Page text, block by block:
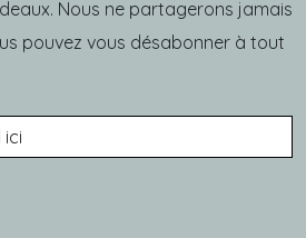
Nous ne partagerons jamais
pouvez vous désabonner à tout